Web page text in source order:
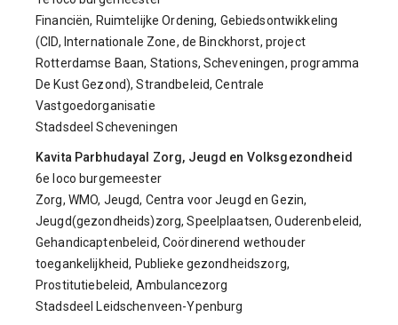
Financiën, Ruimtelijke Ordening, Gebiedsontwikkeling
(CID, Internationale Zone, de Binckhorst, project
Rotterdamse Baan, Stations, Scheveningen, programma
De Kust Gezond), Strandbeleid, Centrale
Vastgoedorganisatie
Stadsdeel Scheveningen
Kavita Parbhudayal Zorg, Jeugd en Volksgezondheid
6e loco burgemeester
Zorg, WMO, Jeugd, Centra voor Jeugd en Gezin,
Jeugd(gezondheids)zorg, Speelplaatsen, Ouderenbeleid,
Gehandicaptenbeleid, Coördinerend wethouder
toegankelijkheid, Publieke gezondheidszorg,
Prostitutiebeleid, Ambulancezorg
Stadsdeel Leidschenveen-Ypenburg